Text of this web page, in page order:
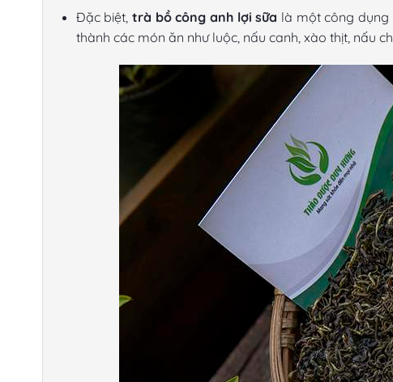
Đặc biệt,trà bồ công anh lợi sữa là một công dụng
thành các món ăn như luộc, nấu canh, xào thịt, nấu